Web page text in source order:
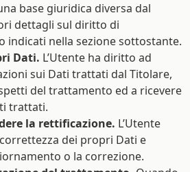
base giuridica diversa dal
dettagli sul diritto di
indicati nella sezione sottostante.
Dati. L’Utente ha diritto ad
sui Dati trattati dal Titolare,
del trattamento ed a ricevere
trattati.
la rettificazione. L’Utente
dei propri Dati e
o la correzione.